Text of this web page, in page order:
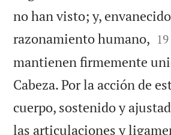
no han visto; y,
razonamiento humano, 

19
mantienen firmemente
Cabeza. Por la acción de
cuerpo, sostenido y
las articulaciones y